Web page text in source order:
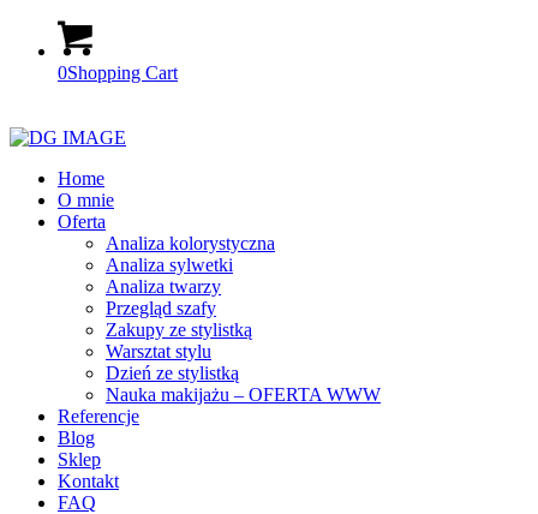
0Shopping Cart
Home
O mnie
Oferta
Analiza kolorystyczna
Analiza sylwetki
Analiza twarzy
Przegląd szafy
Zakupy ze stylistką
Warsztat stylu
Dzień ze stylistką
Nauka makijażu – OFERTA WWW
Referencje
Blog
Sklep
Kontakt
FAQ